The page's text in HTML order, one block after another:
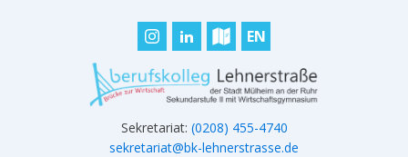
EN
Sekretariat: (0208) 455-4740
sekretariat@bk-lehnerstrasse.de